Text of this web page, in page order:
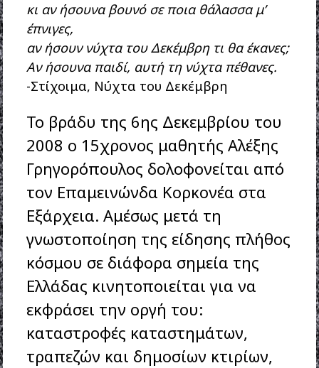
κι αν ήσουνα βουνό σε ποια θάλασσα μ’
έπνιγες,
αν ήσουν νύχτα του Δεκέμβρη τι θα έκανες;
Αν ήσουνα παιδί, αυτή τη νύχτα πέθανες.
-Στίχοιμα, Νύχτα του Δεκέμβρη
Το βράδυ της 6ης Δεκεμβρίου του
2008 ο 15χρονος μαθητής Αλέξης
Γρηγορόπουλος δολοφονείται από
τον Επαμεινώνδα Κορκονέα στα
Εξάρχεια. Αμέσως μετά τη
γνωστοποίηση της είδησης πλήθος
κόσμου σε διάφορα σημεία της
Ελλάδας κινητοποιείται για να
εκφράσει την οργή του:
καταστροφές καταστημάτων,
τραπεζών και δημοσίων κτιρίων,